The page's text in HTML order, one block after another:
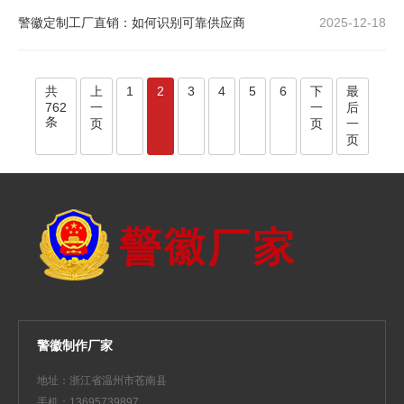
2025-12-18
警徽定制工厂直销：如何识别可靠供应商
共
762
条
上
一
页
1 2 3 4 5 6
下
一
页
最
后
一
页
警徽制作厂家
地址：浙江省温州市苍南县